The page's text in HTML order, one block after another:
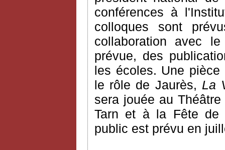
conférences à
colloques sont
collaboration avec
prévue, des
les écoles. Une pièce
le rôle de Jaurès, La
sera jouée au
Tarn et à la Fête
public est prévu en